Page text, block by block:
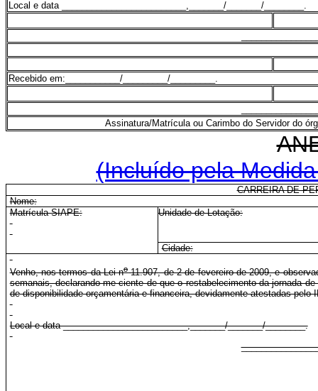
Local e data _________________________,_______/_______/________.
Recebido em:___________/_________/_________.
Assinatura/Matrícula ou Carimbo do Servidor do
(Incluído pela
CARREIRA DE
Nome:
Matrícula SIAPE:
Unidade de Lotação:
Cidade:
Venho, nos termos da Lei no11.907, de 2 de fevereiro de 2009, e
semanais, declarando-me ciente de que o restabelecimento da jornada
de disponibilidade orçamentária e financeira, devidamente atestadas pelo
Local e data _________________________,_______/_______/________.